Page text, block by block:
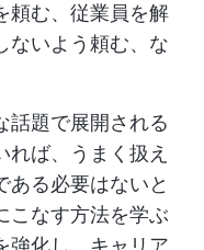
頼む、従業員を解
ないよう頼む、な
話題で展開される
ば、うまく扱え
ある必要はないと
こなす方法を学ぶ